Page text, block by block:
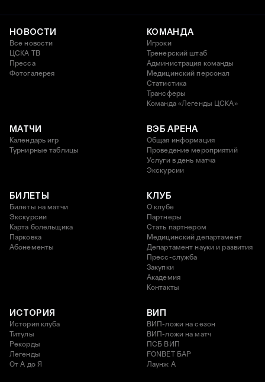
НОВОСТИ
Все новости
ЦСКА ТВ
Пресса
Фотогалерея
КОМАНДА
Игроки
Тренерский штаб
Администрация команды
Медицинский персонал
Статистика
Трансферы
Команда «Легенды ЦСКА»
МАТЧИ
Календарь игр
Турнирные таблицы
ВЭБ АРЕНА
Общая информация
Проведение мероприятий
Услуги в день матча
Экскурсии
БИЛЕТЫ
Билеты на матчи
Экскурсии
Карта болельщика
Парковка
Абонементы
КЛУБ
О клубе
Партнеры
Стать партнером
Медицинский департамент
Департамент науки и развития
Пресс-служба
Закупки
Академия
Контакты
ИСТОРИЯ
История клуба
Титулы
Рекорды
Легенды
От А до Я
ВИП
ВИП-ложи на сезон
ВИП-ложи на матч
ПСБ ВИП
FONBET БАР
Лаунж A